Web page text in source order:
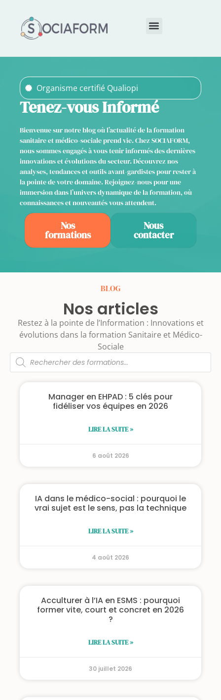
Organisme certifié Qualiopi
Tenez-vous Informé
Bienvenue sur notre blog où l’actualité de la formation
sanitaire et médico-sociale prend vie. Chez SOCIAFORM,
nous sommes engagés à vous tenir informés des dernières
innovations et évolutions du secteur. Découvrez nos
analyses, tendances et outils avant-gardistes pour rester à
la pointe de votre domaine. Rejoignez-nous pour une
immersion dans l’univers dynamique de la formation, où
connaissances et nouveautés vous attendent.
Nos
formations
Nous
contacter
BLOG
Nos articles
Restez à la pointe de l’Information : Innovations et
évolutions dans la formation Sanitaire et Médico-
Sociale
Manager en EHPAD : 5 clés pour
fidéliser vos équipes en 2026
LIRE LA SUITE »
6 août 2026
IA dans le médico-social : pourquoi le
vrai sujet est le sens, pas la technique
LIRE LA SUITE »
4 août 2026
Acculturer à l’IA en ESMS : pourquoi
former vite, court et concret en 2026
?
LIRE LA SUITE »
30 juillet 2026